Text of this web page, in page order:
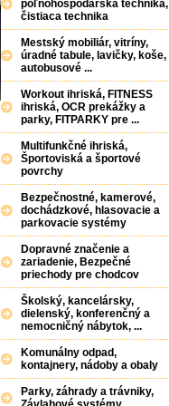
poľnohospodárska technika,
čistiaca technika
Mestský mobiliár, vitríny,
úradné tabule, lavičky, koše,
autobusové ...
Workout ihriská, FITNESS
ihriská, OCR prekážky a
parky, FITPARKY pre ...
Multifunkčné ihriská,
Športoviská a športové
povrchy
Bezpečnostné, kamerové,
dochádzkové, hlasovacie a
parkovacie systémy
Dopravné značenie a
zariadenie, Bezpečné
priechody pre chodcov
Školský, kancelársky,
dielenský, konferenčný a
nemocničný nábytok, ...
Komunálny odpad,
kontajnery, nádoby a obaly
Parky, záhrady a trávniky,